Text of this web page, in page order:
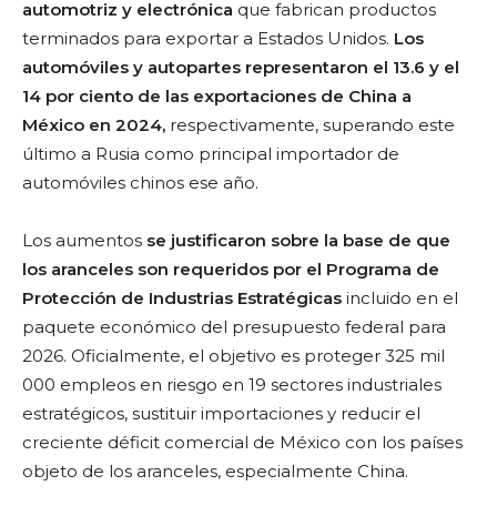
automotriz y electrónica que fabrican productos
terminados para exportar a Estados Unidos. Los
automóviles y autopartes representaron el 13.6 y el
14 por ciento de las exportaciones de China a
México en 2024, respectivamente, superando este
último a Rusia como principal importador de
automóviles chinos ese año.
Los aumentos se justificaron sobre la base de que
los aranceles son requeridos por el Programa de
Protección de Industrias Estratégicas incluido en el
paquete económico del presupuesto federal para
2026. Oficialmente, el objetivo es proteger 325 mil
000 empleos en riesgo en 19 sectores industriales
estratégicos, sustituir importaciones y reducir el
creciente déficit comercial de México con los países
objeto de los aranceles, especialmente China.